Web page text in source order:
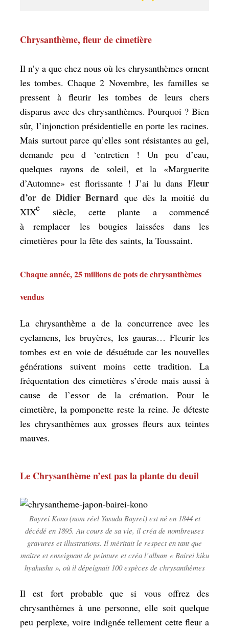
Chrysanthème, fleur de cimetière
Il n’y a que chez nous où les chrysanthèmes ornent
les tombes. Chaque 2 Novembre, les familles se
pressent à fleurir les tombes de leurs chers
disparus avec des chrysanthèmes. Pourquoi ? Bien
sûr, l’injonction présidentielle en porte les racines.
Mais surtout parce qu’elles sont résistantes au gel,
demande peu d ‘entretien ! Un peu d’eau,
quelques rayons de soleil, et la «Marguerite
d’Automne» est florissante ! J’ai lu dans Fleur
d’or de Didier Bernard que dès la moitié du
XIXe siècle, cette plante a commencé
à remplacer les bougies laissées dans les
cimetières pour la fête des saints, la Toussaint.
Chaque année, 25 millions de pots de chrysanthèmes
vendus
La chrysanthème a de la concurrence avec les
cyclamens, les bruyères, les gauras… Fleurir les
tombes est en voie de désuétude car les nouvelles
générations suivent moins cette tradition. La
fréquentation des cimetières s’érode mais aussi à
cause de l’essor de la crémation. Pour le
cimetière, la pomponette reste la reine. Je déteste
les chrysanthèmes aux grosses fleurs aux teintes
mauves.
Le Chrysanthème n’est pas la plante du deuil
Bayrei Kono (nom réel Yasuda Bayrei) est né en 1844 et
décédé en 1895. Au cours de sa vie, il créa de nombreuses
gravures et illustrations. Il méritait le respect en tant que
maître et enseignant de peinture et créa l’album « Bairei kiku
hyakushu », où il dépeignait 100 espèces de chrysanthèmes
Il est fort probable que si vous offrez des
chrysanthèmes à une personne, elle soit quelque
peu perplexe, voire indignée tellement cette fleur a